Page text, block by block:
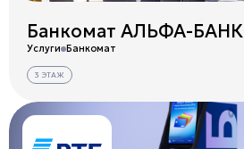
Банкомат АЛЬФА-БАНК
Услуги Банкомат
3 ЭТАЖ